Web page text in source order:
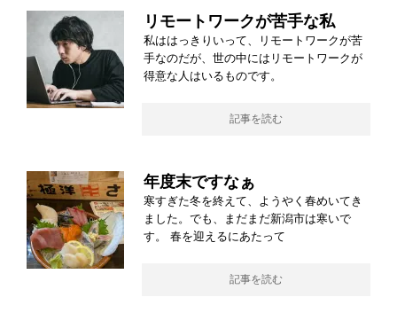
リモートワークが苦手な私
私ははっきりいって、リモートワークが苦
手なのだが、世の中にはリモートワークが
得意な人はいるものです。
記事を読む
年度末ですなぁ
寒すぎた冬を終えて、ようやく春めいてき
ました。でも、まだまだ新潟市は寒いで
す。 春を迎えるにあたって
記事を読む